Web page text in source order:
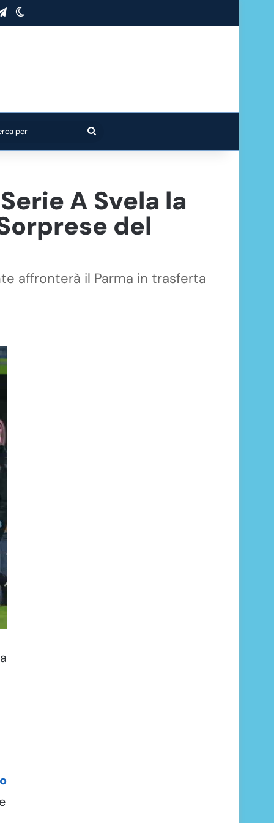
Telegram
Cerca
per
A Svela la
del
affronterà il Parma in trasferta